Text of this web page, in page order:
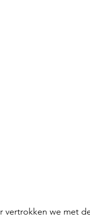
-
vertrokken we met